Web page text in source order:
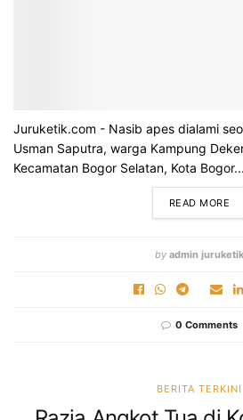
Juruketik.com - Nasib apes dialami
Usman Saputra, warga Kampung
Kecamatan Bogor Selatan, Kota
READ MORE
by admin juruketik
0 Comments
BERITA TERKINI